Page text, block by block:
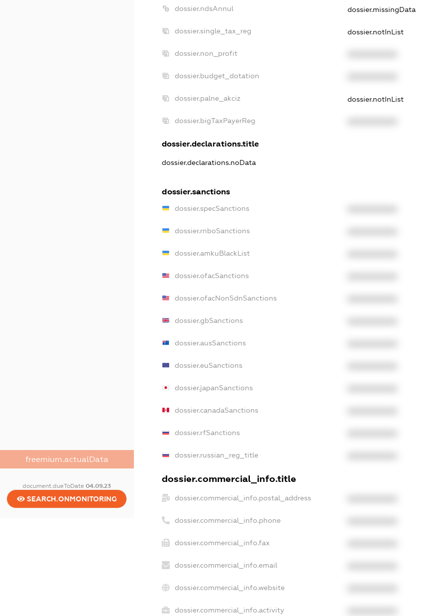
freemium.actualData
document.dueToDate04.09.23
SEARCH.ONMONITORING
dossier.ndsAnnul dossier.missingData
dossier.single_tax_reg dossier.notInList
dossier.non_profit
dossier.budget_dotation
dossier.palne_akciz dossier.notInList
dossier.bigTaxPayerReg
dossier.declarations.title
dossier.declarations.noData
dossier.sanctions
dossier.specSanctions
dossier.rnboSanctions
dossier.amkuBlackList
dossier.ofacSanctions
dossier.ofacNonSdnSanctions
dossier.gbSanctions
dossier.ausSanctions
dossier.euSanctions
dossier.japanSanctions
dossier.canadaSanctions
dossier.rfSanctions
dossier.russian_reg_title
dossier.commercial_info.title
dossier.commercial_info.postal_address
dossier.commercial_info.phone
dossier.commercial_info.fax
dossier.commercial_info.email
dossier.commercial_info.website
dossier.commercial_info.activity